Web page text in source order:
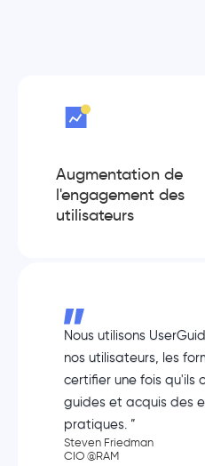
Augmentation de
l'engagement des
utilisateurs
Nous utilisons
nos utilisateurs, les
certifier une fois qu'ils
guides et acquis des
pratiques. ”
Steven Friedman
CIO @RAM